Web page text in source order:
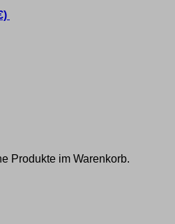
Produkte im Warenkorb.